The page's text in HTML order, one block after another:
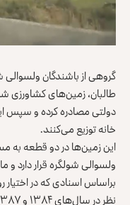
گروهی از باشندگان
طالبان، زمین‌های
دولتی مصادره کرده و سپس
خانه توزیع می‌کنند.
ولسوالی شولگره قرار دارد و
براساس اسنادی که در اختیار